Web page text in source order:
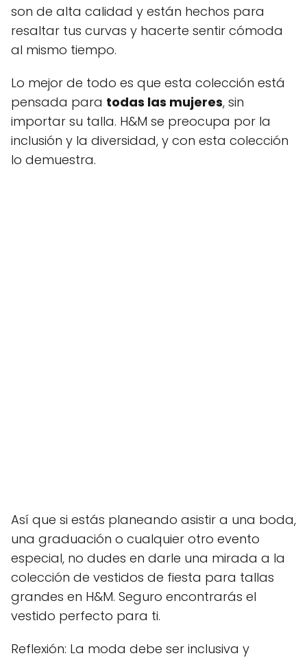
son de alta calidad y están hechos para
resaltar tus curvas y hacerte sentir cómoda
al mismo tiempo.
Lo mejor de todo es que esta colección está
pensada para todas las mujeres, sin
importar su talla. H&M se preocupa por la
inclusión y la diversidad, y con esta colección
lo demuestra.
Así que si estás planeando asistir a una boda,
una graduación o cualquier otro evento
especial, no dudes en darle una mirada a la
colección de vestidos de fiesta para tallas
grandes en H&M. Seguro encontrarás el
vestido perfecto para ti.
Reflexión: La moda debe ser inclusiva y